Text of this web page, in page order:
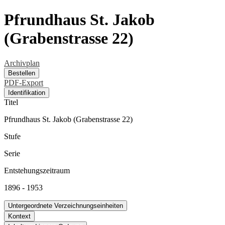
Pfrundhaus St. Jakob
(Grabenstrasse 22)
Archivplan
Bestellen
PDF-Export
Identifikation
Titel
Pfrundhaus St. Jakob (Grabenstrasse 22)
Stufe
Serie
Entstehungszeitraum
1896 - 1953
Untergeordnete Verzeichnungseinheiten
Kontext